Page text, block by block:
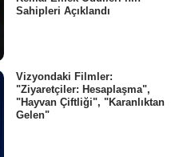
Sahipleri Açıklandı
Vizyondaki Filmler:
"Ziyaretçiler: Hesaplaşma",
"Hayvan Çiftliği", "Karanlıktan
Gelen"